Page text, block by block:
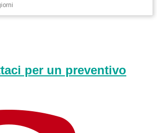
per un preventivo